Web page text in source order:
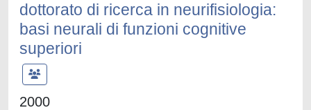
dottorato di ricerca in neurifisiologia:
basi neurali di funzioni cognitive
superiori
2000